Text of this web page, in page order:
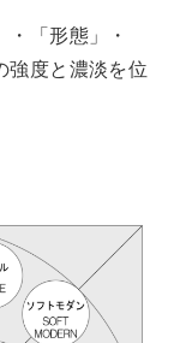
「形態」・
強度と濃淡を位